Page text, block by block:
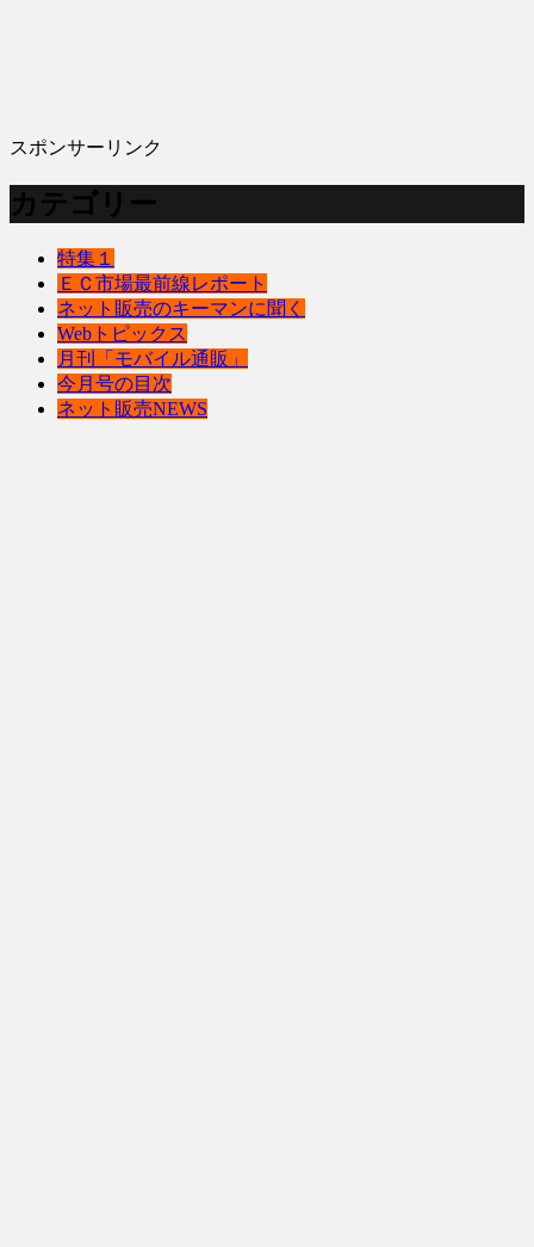
スポンサーリンク
カテゴリー
特集１
ＥＣ市場最前線レポート
ネット販売のキーマンに聞く
Webトピックス
月刊「モバイル通販」
今月号の目次
ネット販売NEWS